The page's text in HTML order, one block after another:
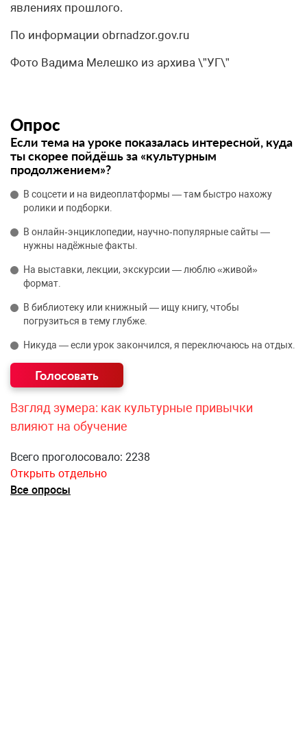
явлениях прошлого.
По информации obrnadzor.gov.ru
Фото Вадима Мелешко из архива \”УГ\”
Опрос
Если тема на уроке показалась интересной, куда
ты скорее пойдёшь за «культурным
продолжением»?
В соцсети и на видеоплатформы — там быстро нахожу
ролики и подборки.
В онлайн‑энциклопедии, научно‑популярные сайты —
нужны надёжные факты.
На выставки, лекции, экскурсии — люблю «живой»
формат.
В библиотеку или книжный — ищу книгу, чтобы
погрузиться в тему глубже.
Никуда — если урок закончился, я переключаюсь на отдых.
Взгляд зумера: как культурные привычки
влияют на обучение
Всего проголосовало: 2238
Открыть отдельно
Все опросы